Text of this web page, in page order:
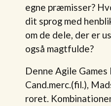
egne præmisser?
dit sprog med
om de dele, der er
også magtfulde?
Denne Agile
Cand.merc.(fil.),
roret.